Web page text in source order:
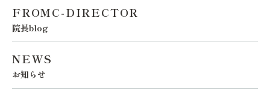
FROMC-DIRECTOR
院長blog
NEWS
お知らせ